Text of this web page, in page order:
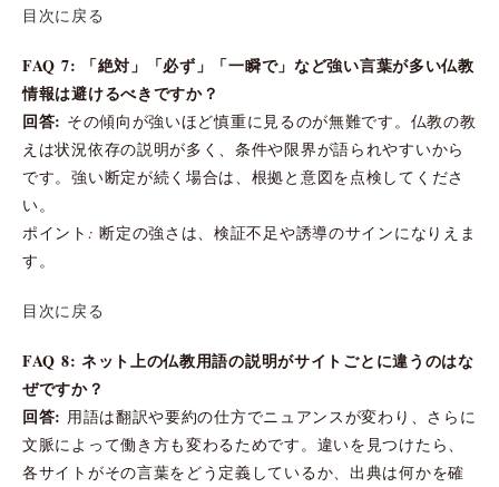
目次に戻る
FAQ 7: 「絶対」「必ず」「一瞬で」など強い言葉が多い仏教
情報は避けるべきですか？
回答: その傾向が強いほど慎重に見るのが無難です。仏教の教
えは状況依存の説明が多く、条件や限界が語られやすいから
です。強い断定が続く場合は、根拠と意図を点検してくださ
い。
ポイント: 断定の強さは、検証不足や誘導のサインになりえま
す。
目次に戻る
FAQ 8: ネット上の仏教用語の説明がサイトごとに違うのはな
ぜですか？
回答: 用語は翻訳や要約の仕方でニュアンスが変わり、さらに
文脈によって働き方も変わるためです。違いを見つけたら、
各サイトがその言葉をどう定義しているか、出典は何かを確